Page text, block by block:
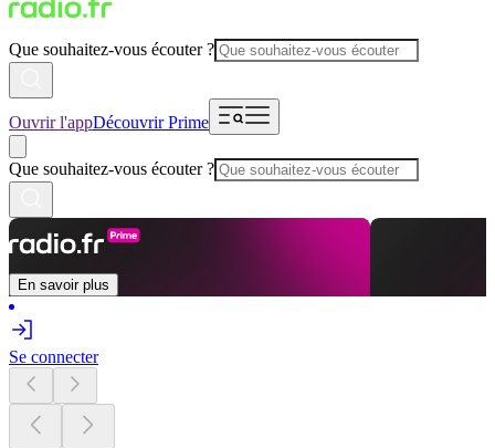
Que souhaitez-vous écouter ?
Ouvrir l'appDécouvrir Prime
Que souhaitez-vous écouter ?
En savoir plus
Se connecter